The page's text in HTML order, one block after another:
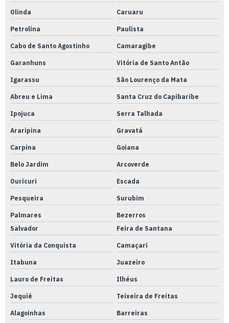
Usinagem de peças automotivas
Usinagem de peças em bronze
Usinagem de peças pequenas
Usinagem de peças
Usinagem de precisão
Usinagem de rodas
Usinagem torno cnc serviços
Usinagem torno cnc
Válvulas e conexões hidráulicas e pneumáticas
Válvulas solenóides pneumáticas
Olinda Caruaru
Petrolina Paulista
Cabo de Santo Agostinho Camaragibe
Garanhuns Vitória de Santo Antão
Igarassu São Lourenço da Mata
Abreu e Lima Santa Cruz do Capibaribe
Ipojuca Serra Talhada
Araripina Gravatá
Carpina Goiana
Belo Jardim Arcoverde
Ouricuri Escada
Pesqueira Surubim
Palmares
Bezerros
Salvador
Feira de Santana
Vitória da Conquista Camaçari
Itabuna Juazeiro
Lauro de Freitas Ilhéus
Jequié Teixeira de Freitas
Alagoinhas Barreiras